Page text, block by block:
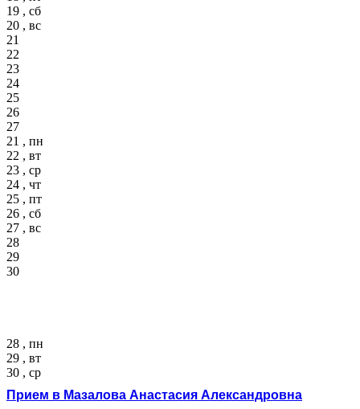
19 , сб
20 , вс
21
22
23
24
25
26
27
21 , пн
22 , вт
23 , ср
24 , чт
25 , пт
26 , сб
27 , вс
28
29
30
28 , пн
29 , вт
30 , ср
Прием в Мазалова Анастасия Александровна